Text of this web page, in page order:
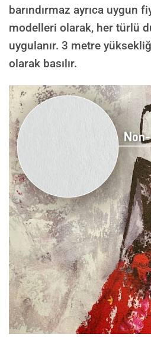
barındırmaz ayrıca uygun
modelleri olarak, her türlü
uygulanır. 3 metre
olarak basılır.